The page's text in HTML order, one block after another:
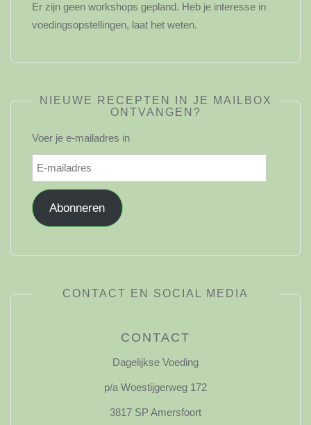
Er zijn geen workshops gepland. Heb je interesse in
voedingsopstellingen, laat het weten.
NIEUWE RECEPTEN IN JE MAILBOX
ONTVANGEN?
Voer je e-mailadres in
E-
mailadres
Abonneren
CONTACT EN SOCIAL MEDIA
CONTACT
Dagelijkse Voeding
p/a Woestijgerweg 172
3817 SP Amersfoort